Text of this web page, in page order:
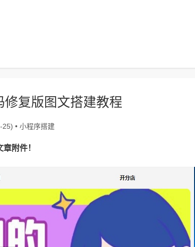
修复版图文搭建教程
25) • 小程序搭建
附件！